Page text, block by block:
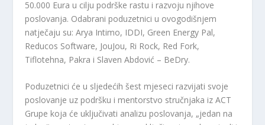
50.000 Eura u cilju podrške rastu i razvoju njihove
poslovanja. Odabrani poduzetnici u ovogodišnjem
natječaju su: Arya Intimo, IDDI, Green Energy Pal,
Reducos Software, JouJou, Ri Rock, Red Fork,
Tiflotehna, Pakra i Slaven Abdović – BeDry.
Poduzetnici će u sljedećih šest mjeseci razvijati svoje
poslovanje uz podršku i mentorstvo stručnjaka iz ACT
Grupe koja će uključivati ​​analizu poslovanja, „jedan na